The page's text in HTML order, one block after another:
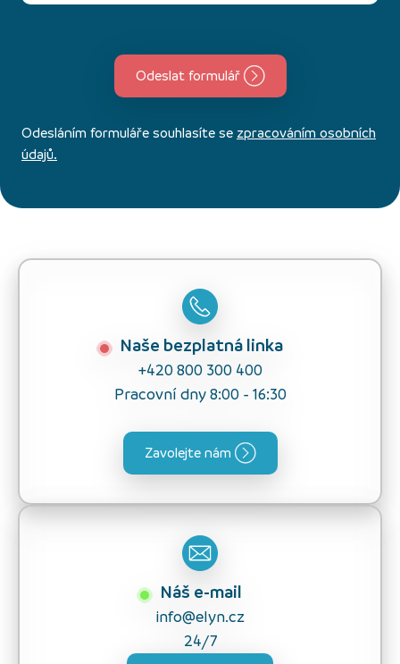
Odeslat formulář
Odesláním formuláře souhlasíte se zpracováním osobních
údajů.
Naše bezplatná linka
+420 800 300 400
Pracovní dny 8:00 - 16:30
Zavolejte nám
Náš e-mail
info@elyn.cz
24/7